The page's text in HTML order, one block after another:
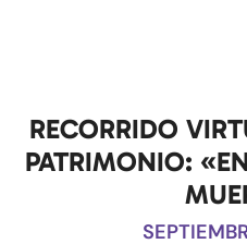
RECORRIDO
PATRIMONIO: